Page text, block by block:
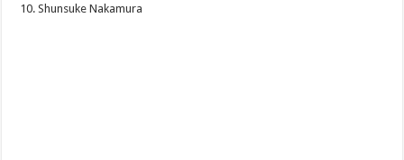
10. Shunsuke Nakamura